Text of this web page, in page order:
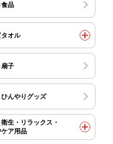
食品
タオル
扇子
ひんやりグッズ
衛生・リラックス・
ケア用品